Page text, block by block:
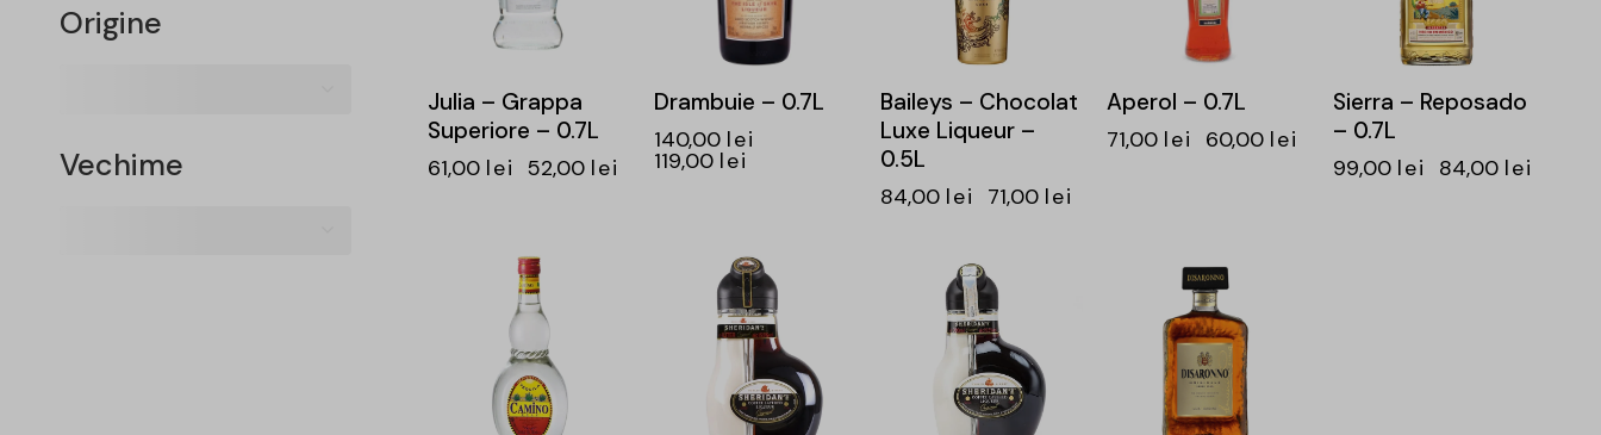
Julia – Grappa
Superiore – 0.7L
61,00 lei 52,00 lei
Drambuie – 0.7L
140,00 lei
119,00 lei
Baileys – Chocolat
Luxe Liqueur –
0.5L
84,00 lei 71,00 lei
Aperol – 0.7L
71,00 lei 60,00 lei
Sierra – Reposado
– 0.7L
99,00 lei 84,00 lei
-15%
Origine
Vechime